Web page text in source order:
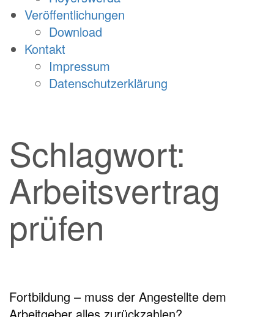
Veröffentlichungen
Download
Kontakt
Impressum
Datenschutzerklärung
Schlagwort:
Arbeitsvertrag
prüfen
Fortbildung – muss der Angestellte dem